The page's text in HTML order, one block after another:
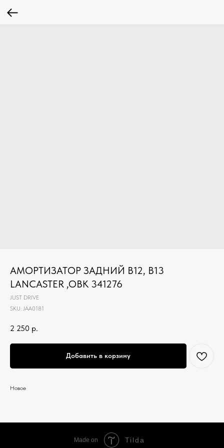
АМОРТИЗАТОР ЗАДНИЙ B12, B13
LANCASTER ,OBK 341276
JUST DRIVE
SKU: JAA0181
2 250 р.
Добавить в корзину
Новое
Made on Tilda